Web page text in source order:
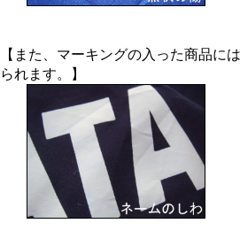
【また、マーキングの入った商品に
られます。】